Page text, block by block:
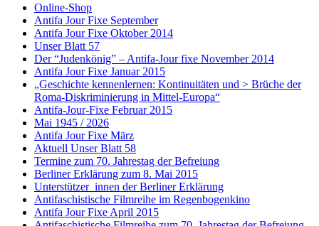
Online-Shop
Antifa Jour Fixe September
Antifa Jour Fixe Oktober 2014
Unser Blatt 57
Der “Judenkönig” – Antifa-Jour fixe November 2014
Antifa Jour Fixe Januar 2015
„Geschichte kennenlernen: Kontinuitäten und > Brüche der
Roma-Diskriminierung in Mittel-Europa“
Antifa-Jour-Fixe Februar 2015
Mai 1945 / 2026
Antifa Jour Fixe März
Aktuell Unser Blatt 58
Termine zum 70. Jahrestag der Befreiung
Berliner Erklärung zum 8. Mai 2015
Unterstützer_innen der Berliner Erklärung
Antifaschistische Filmreihe im Regenbogenkino
Antifa Jour Fixe April 2015